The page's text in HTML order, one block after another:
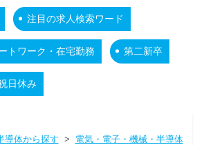
注目の求人検索ワード
トワーク・在宅勤務 第二新卒
日休み
導体から探す > 電気・電子・機械・半導体